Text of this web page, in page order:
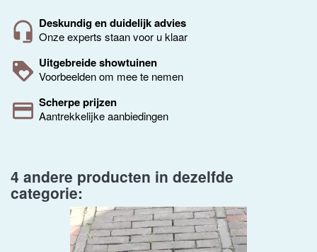
Deskundig en duidelijk advies
Onze experts staan voor u klaar
Uitgebreide showtuinen
Voorbeelden om mee te nemen
Scherpe prijzen
Aantrekkelijke aanbiedingen
4 andere producten in dezelfde
categorie: